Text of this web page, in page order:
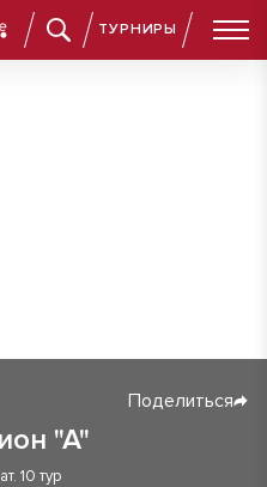
ТУРНИРЫ
"А"
Поделиться
10 тур